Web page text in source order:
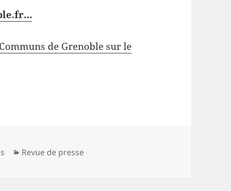
de Grenoble sur le
Catégories
Revue de presse